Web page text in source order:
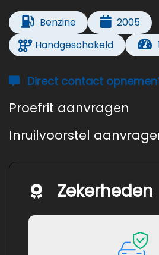
Benzine
2005
Handgeschakeld
Direct contact
Proefrit aanvragen
Inruilvoorstel
Zekerheden